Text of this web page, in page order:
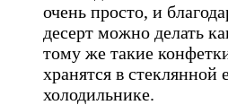
очень просто, и
десерт можно делать
тому же такие
хранятся в стеклянной
холодильнике.